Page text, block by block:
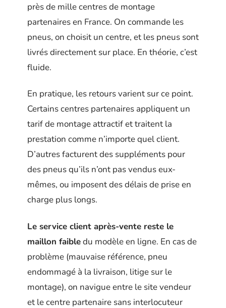
près de mille centres de montage
partenaires en France. On commande les
pneus, on choisit un centre, et les pneus sont
livrés directement sur place. En théorie, c’est
fluide.
En pratique, les retours varient sur ce point.
Certains centres partenaires appliquent un
tarif de montage attractif et traitent la
prestation comme n’importe quel client.
D’autres facturent des suppléments pour
des pneus qu’ils n’ont pas vendus eux-
mêmes, ou imposent des délais de prise en
charge plus longs.
Le service client après-vente reste le
maillon faibledu modèle en ligne. En cas de
problème (mauvaise référence, pneu
endommagé à la livraison, litige sur le
montage), on navigue entre le site vendeur
et le centre partenaire sans interlocuteur